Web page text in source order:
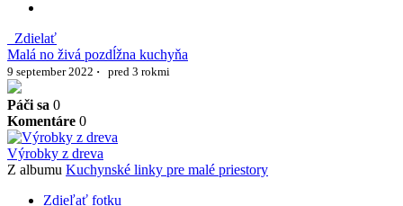
Zdielať
Malá no živá pozdĺžna kuchyňa
9 september 2022 · pred 3 rokmi
Páči sa 0
Komentáre 0
Výrobky z dreva
Z albumu Kuchynské linky pre malé priestory
Zdieľať fotku